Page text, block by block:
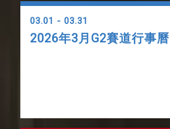
03.01 - 03.31
2026年3月G2賽道行事曆